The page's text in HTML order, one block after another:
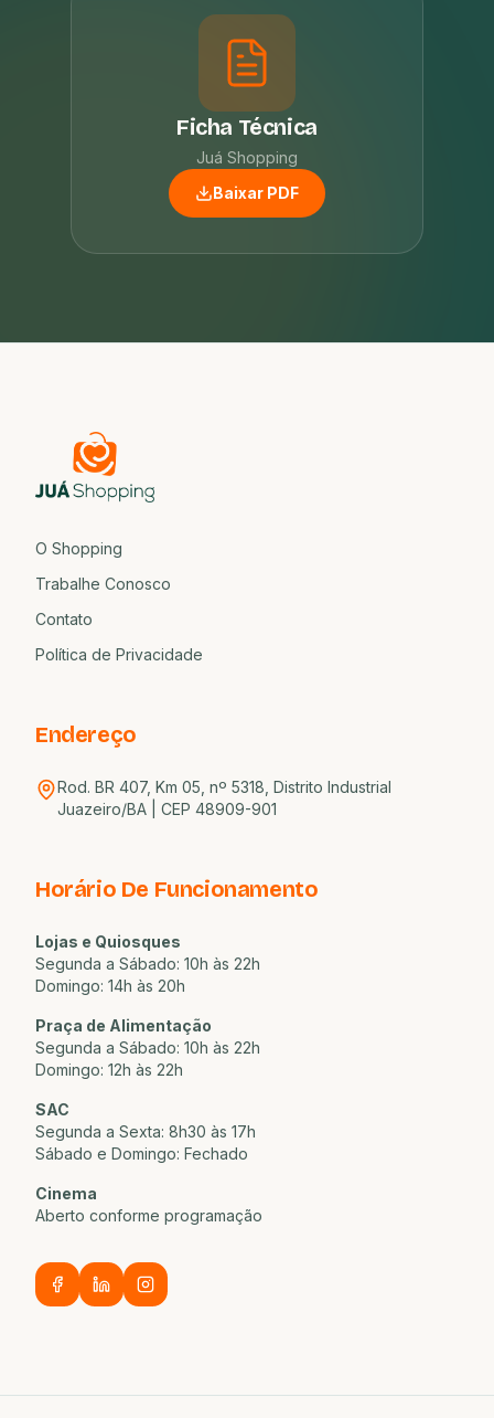
Ficha Técnica
Juá Shopping
Baixar PDF
O Shopping
Trabalhe Conosco
Contato
Política de Privacidade
Endereço
Rod. BR 407, Km 05, nº 5318, Distrito Industrial
Juazeiro/BA | CEP 48909-901
Horário De Funcionamento
Lojas e Quiosques
Segunda a Sábado: 10h às 22h
Domingo: 14h às 20h
Praça de Alimentação
Segunda a Sábado: 10h às 22h
Domingo: 12h às 22h
SAC
Segunda a Sexta: 8h30 às 17h
Sábado e Domingo: Fechado
Cinema
Aberto conforme programação